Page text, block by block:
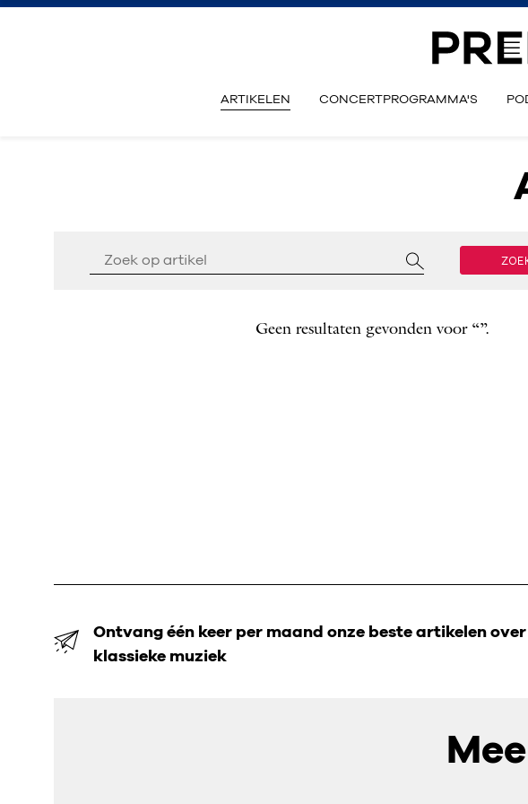
ARTIKELEN CONCERTPROGRAMMA'S
Geen resultaten gevonden voor “”.
Ontvang één keer per maand onze beste artikelen over
klassieke muziek